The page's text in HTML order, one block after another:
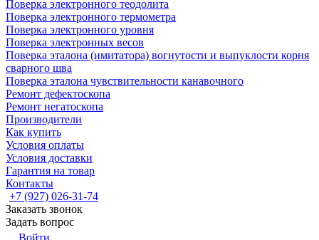
Поверка электронного теодолита
Поверка электронного термометра
Поверка электронного уровня
Поверка электронных весов
Поверка эталона (имитатора) вогнутости и выпуклости корня
сварного шва
Поверка эталона чувствительности канавочного
Ремонт дефектоскопа
Ремонт негатоскопа
Производители
Как купить
Условия оплаты
Условия доставки
Гарантия на товар
Контакты
+7 (927) 026-31-74
Заказать звонок
Задать вопрос
Войти